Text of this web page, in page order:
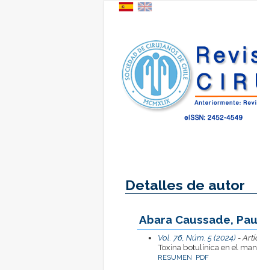
Detalles de autor
Abara Caussade,
Vol. 76, Núm. 5 (2024)-
Toxina botulínica en el
RESUMEN PDF